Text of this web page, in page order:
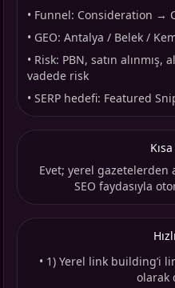
• Funnel: Consideration →
• GEO: Antalya / Belek /
• Risk: PBN, satın
vadede risk
• SERP hedefi: Featured
Evet; yerel gazetelerden
SEO faydasıyla
• 1) Yerel link building’i
olarak